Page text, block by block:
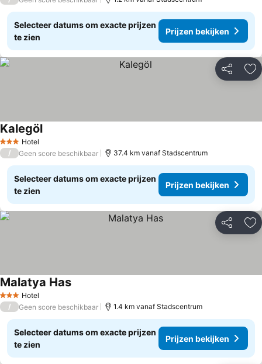
Selecteer datums om exacte prijzen
te zien
Prijzen bekijken
Delen
3 SterrenHotel
KalegölPrijzen bekijken
/ Geen score beschikbaar 37.4 km vanaf Stadscentrum
Selecteer datums om exacte prijzen
te zien
Prijzen bekijken
Delen
3 SterrenHotel
Malatya HasPrijzen bekijken
/ Geen score beschikbaar 1.4 km vanaf Stadscentrum
Selecteer datums om exacte prijzen
te zien
Prijzen bekijken